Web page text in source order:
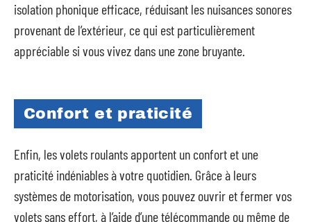
isolation phonique efficace, réduisant les nuisances sonores
provenant de l’extérieur, ce qui est particulièrement
appréciable si vous vivez dans une zone bruyante.
Confort et praticité
Enfin, les volets roulants apportent un confort et une
praticité indéniables à votre quotidien. Grâce à leurs
systèmes de motorisation, vous pouvez ouvrir et fermer vos
volets sans effort, à l’aide d’une télécommande ou même de